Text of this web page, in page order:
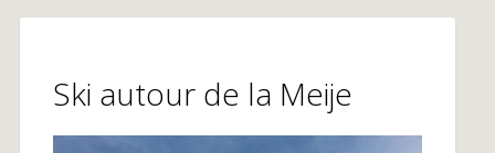
Ski autour de la Meije